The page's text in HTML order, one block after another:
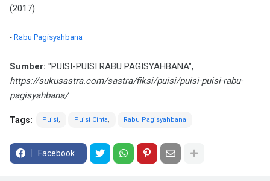
(2017)
- Rabu Pagisyahbana
Sumber: "PUISI-PUISI RABU PAGISYAHBANA",
https://sukusastra.com/sastra/fiksi/puisi/puisi-puisi-rabu-
pagisyahbana/.
Tags: Puisi Puisi Cinta Rabu Pagisyahbana
Facebook